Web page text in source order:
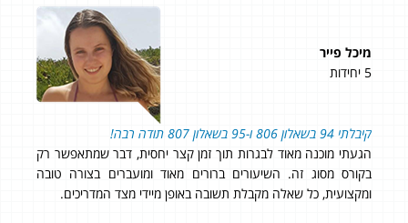
מיכל פייר
5 יחידות
קיבלתי 94 בשאלון 806 ו-95 בשאלון 807 תודה רבה!
הגעתי מוכנה מאוד לבגרות תוך זמן קצר יחסית, דבר שמתאפשר רק
בקורס מסוג זה. השיעורים ברורים מאוד ומועברים בצורה טובה
ומקצועית, כל שאלה מקבלת תשובה באופן מיידי מצד המדריכים.